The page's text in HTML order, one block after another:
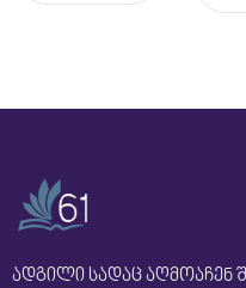
ადგილი სადაც აღმოაჩენ